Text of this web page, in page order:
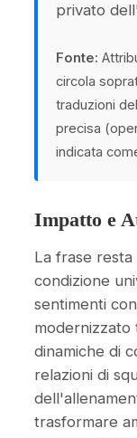
privato
Fonte:
circola
traduzioni
precisa
indicata
Impatto e
La frase
condizione
sentimenti
modernizzato
dinamiche di
relazioni di
trasformare